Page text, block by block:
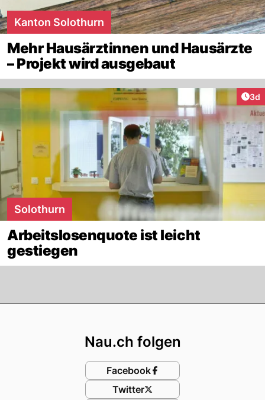
Kanton Solothurn
Mehr Hausärztinnen und Hausärzte
– Projekt wird ausgebaut
3d
Solothurn
Arbeitslosenquote ist leicht
gestiegen
Nau.ch folgen
Facebook
Twitter